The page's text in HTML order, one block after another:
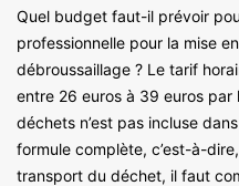
Quel budget faut-il prévoir
professionnelle pour la mise
débroussaillage ? Le tarif
entre 26 euros à 39 euros par
déchets n’est pas incluse
formule complète, c’est-à-
transport du déchet, il faut